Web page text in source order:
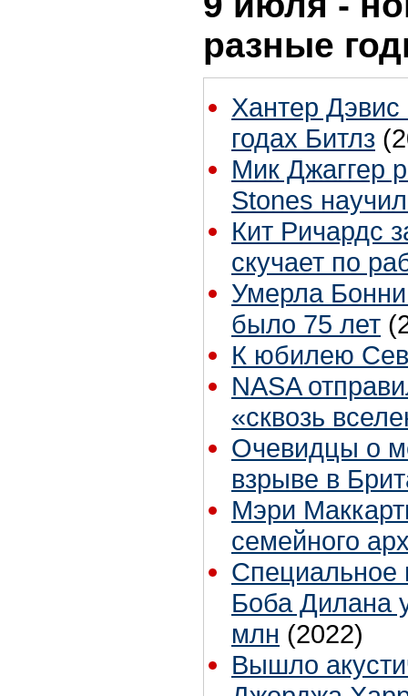
разные
Хантер Дэвис
годах Битлз
Мик Джаггер
Stones
Кит Ричардс
скучает по
Умерла
было 75 лет
К юбилею
NASA
«сквозь
Очевидцы о
взрыве в
Мэри
семейного
Специальное
Боба Дилана
млн (2022)
Вышло